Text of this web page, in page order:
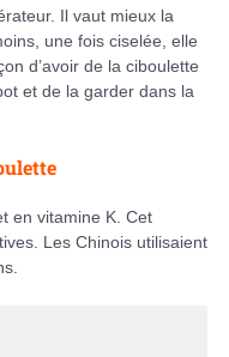
Il vaut mieux la
une fois ciselée, elle
d’avoir de la ciboulette
et de la garder dans la
en vitamine K. Cet
Les Chinois utilisaient